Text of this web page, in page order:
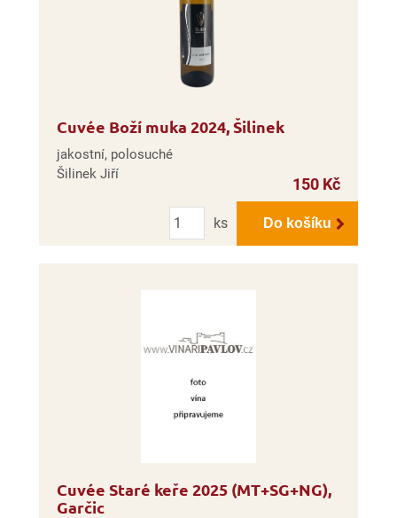
Cuvée Boží muka 2024, Šilinek
jakostní, polosuché
Šilinek Jiří
150 Kč
Počet
ks
Do košíku
Cuvée Staré keře 2025 (MT+SG+NG),
Garčic